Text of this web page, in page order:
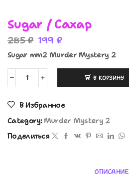
Sugar / Сахар
285₽ 199₽
Sugar mm2 Murder Mystery 2
В КОРЗИНУ
В Избранное
Category: Murder Mystery 2
Поделиться
ОПИСАНИЕ